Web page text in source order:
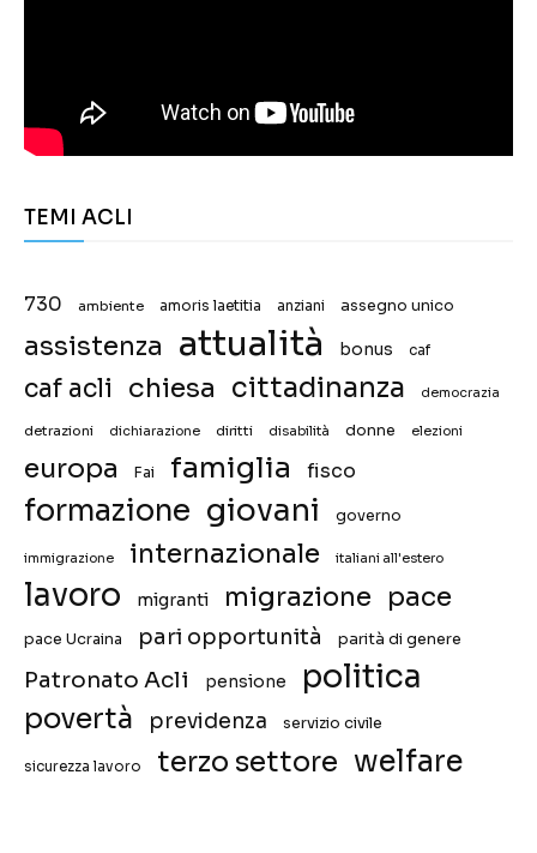
TEMI ACLI
730 ambiente amoris laetitia anziani assegno unico
assistenza attualità bonus caf
caf acli chiesa cittadinanza democrazia
detrazioni dichiarazione diritti disabilità donne elezioni
europa Fai famiglia fisco
formazione giovani governo
immigrazione internazionale italiani all'estero
lavoro migranti migrazione pace
pace Ucraina pari opportunità parità di genere
Patronato Acli pensione politica
povertà previdenza servizio civile
sicurezza lavoro terzo settore welfare